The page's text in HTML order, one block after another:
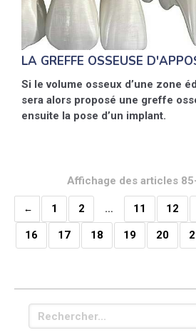
Si le volume osseux d’une zone
sera alors proposé une greffe
ensuite la pose d’un implant.
Affichage des articles
1 2 … 11 12
16 17 18 19 20
Rechercher